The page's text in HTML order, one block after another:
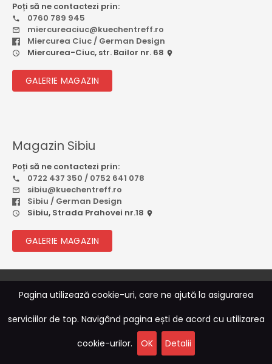
Pagina utilizează cookie-uri, care ne ajută la asigurarea
serviciilor de top. Navigând pagina ești de acord cu utilizarea
cookie-urilor.
OK Detalii
Poți să ne contactezi prin:
0760 789 945
miercureaciuc@kuechentreff.ro
Miercurea Ciuc / German Design
Miercurea-Ciuc, str. Bailor nr. 68
GALERIE MAGAZIN
Magazin Sibiu
Poți să ne contactezi prin:
0722 437 350 / 0752 641 078
sibiu@kuechentreff.ro
Sibiu / German Design
Sibiu, Strada Prahovei nr.18
GALERIE MAGAZIN
© 2026Rebootcode Soft
| Termeni și Condiții|ANPC|
Confidențialitate